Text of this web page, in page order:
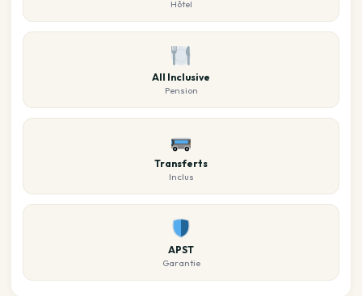
Hôtel
All Inclusive
Pension
Transferts
Inclus
APST
Garantie